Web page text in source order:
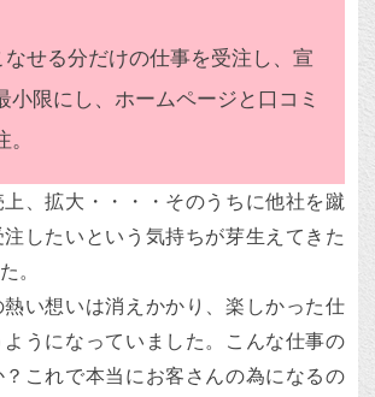
せる分だけの仕事を受注し、宣
小限にし、ホームページと口コミ
上、拡大・・・・そのうちに他社を蹴
したいという気持ちが芽生えてきた
。
い想いは消えかかり、楽しかった仕
うになっていました。こんな仕事の
これで本当にお客さんの為になるの